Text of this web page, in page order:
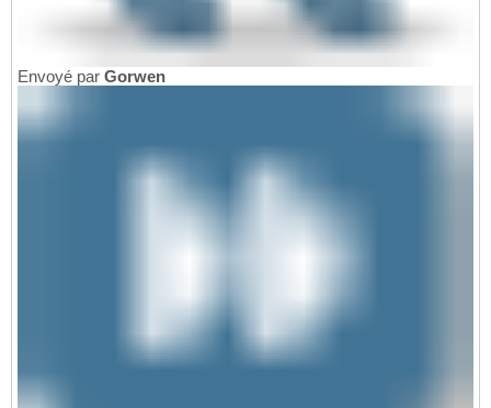
Envoyé par Gorwen